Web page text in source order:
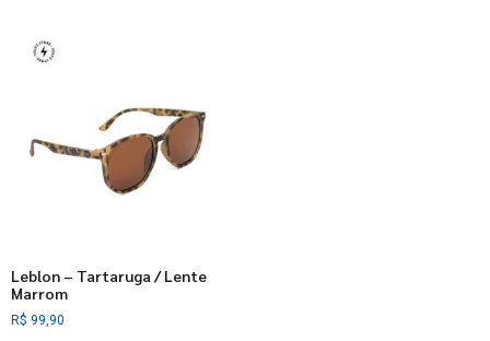
Leblon – Tartaruga / Lente
Marrom
R$ 99,90